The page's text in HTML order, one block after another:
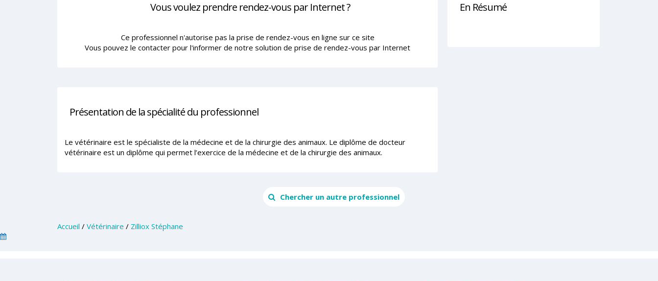
En Résumé
Vous voulez prendre rendez-vous par Internet ?
Ce professionnel n'autorise pas la prise de rendez-vous en ligne sur ce site
Vous pouvez le contacter pour l'informer de notre solution de prise de rendez-vous par Internet
Présentation de la spécialité du professionnel
Le vétérinaire est le spécialiste de la médecine et de la chirurgie des animaux. Le diplôme de docteur
vétérinaire est un diplôme qui permet l’exercice de la médecine et de la chirurgie des animaux.
Chercher un autre professionnel
Accueil / Vétérinaire / Zilliox Stéphane